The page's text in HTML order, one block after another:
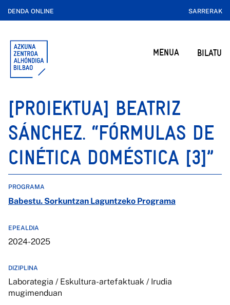
DENDA ONLINE SARRERAK
MENUA BILATU
[PROIEKTUA] BEATRIZ
SÁNCHEZ. “FÓRMULAS DE
CINÉTICA DOMÉSTICA [3]”
PROGRAMA
Babestu. Sorkuntzan Laguntzeko Programa
EPEALDIA
2024-2025
DIZIPLINA
Laborategia / Eskultura-artefaktuak / Irudia
mugimenduan